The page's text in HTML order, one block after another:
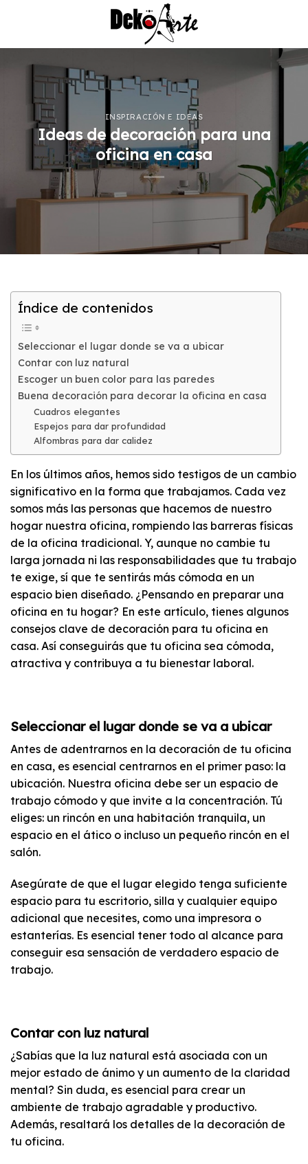
INSPIRACIÓN E IDEAS
Ideas de decoración para una
oficina en casa
Índice de contenidos
Seleccionar el lugar donde se va a ubicar
Contar con luz natural
Escoger un buen color para las paredes
Buena decoración para decorar la oficina en casa
Cuadros elegantes
Espejos para dar profundidad
Alfombras para dar calidez
En los últimos años, hemos sido testigos de un cambio
significativo en la forma que trabajamos. Cada vez
somos más las personas que hacemos de nuestro
hogar nuestra oficina, rompiendo las barreras físicas
de la oficina tradicional. Y, aunque no cambie tu
larga jornada ni las responsabilidades que tu trabajo
te exige, sí que te sentirás más cómoda en un
espacio bien diseñado. ¿Pensando en preparar una
oficina en tu hogar? En este artículo, tienes algunos
consejos clave de decoración para tu oficina en
casa. Así conseguirás que tu oficina sea cómoda,
atractiva y contribuya a tu bienestar laboral.
Seleccionar el lugar donde se va a ubicar
Antes de adentrarnos en la decoración de tu oficina
en casa, es esencial centrarnos en el primer paso: la
ubicación. Nuestra oficina debe ser un espacio de
trabajo cómodo y que invite a la concentración. Tú
eliges: un rincón en una habitación tranquila, un
espacio en el ático o incluso un pequeño rincón en el
salón.
Asegúrate de que el lugar elegido tenga suficiente
espacio para tu escritorio, silla y cualquier equipo
adicional que necesites, como una impresora o
estanterías. Es esencial tener todo al alcance para
conseguir esa sensación de verdadero espacio de
trabajo.
Contar con luz natural
¿Sabías que la luz natural está asociada con un
mejor estado de ánimo y un aumento de la claridad
mental? Sin duda, es esencial para crear un
ambiente de trabajo agradable y productivo.
Además, resaltará los detalles de la decoración de
tu oficina.